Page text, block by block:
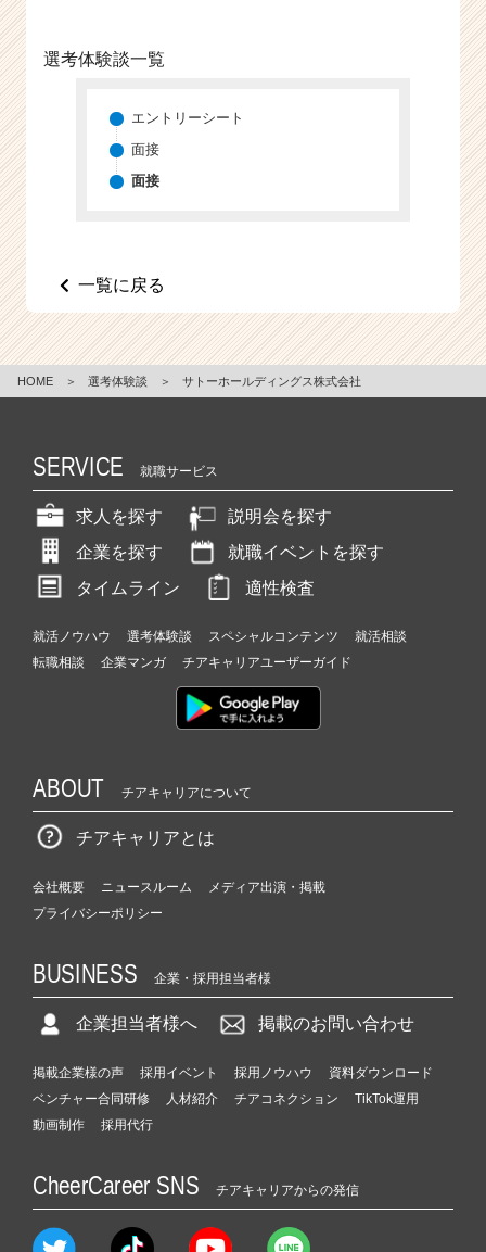
チ
C
r）
選考体験談一覧
エントリーシート
面接
面接
一覧に戻る
HOME ＞ 選考体験談 ＞ サトーホールディングス株式会社
SERVICE 就職サービス
求人を探す
説明会を探す
企業を探す
就職イベントを探す
タイムライン
適性検査
就活ノウハウ 選考体験談 スペシャルコンテンツ
就活相談
転職相談
企業マンガ チアキャリアユーザーガイド
ABOUT チアキャリアについて
チアキャリアとは
会社概要 ニュースルーム
メディア出演・掲載
プライバシーポリシー
BUSINESS 企業・採用担当者様
企業担当者様へ 掲載のお問い合わせ
掲載企業様の声 採用イベント 採用ノウハウ
資料ダウンロード
ベンチャー合同研修
人材紹介 チアコネクション
TikTok運用
動画制作
採用代行
CheerCareer SNS チアキャリアからの発信